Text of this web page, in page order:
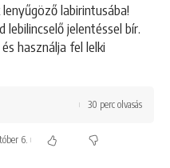
labirintusába!
lebilincselő jelentéssel bír.
használja fel lelki
6.
30 perc olvasás